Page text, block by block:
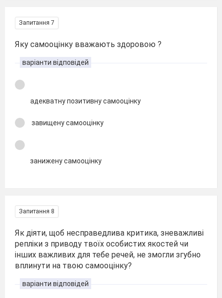
Запитання 7
Яку самооцінку вважають здоровою ?
варіанти відповідей
адекватну позитивну самооцінку
завищену самооцінку
занижену самооцінку
Запитання 8
Як діяти, щоб несправедлива критика, зневажливі
репліки з приводу твоїх особистих якостей чи
інших важливих для тебе речей, не змогли згубно
вплинути на твою самооцінку?
варіанти відповідей